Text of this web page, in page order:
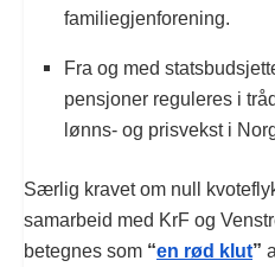
familiegjenforening.
Fra og med
pensjoner reguleres i
lønns- og prisvekst i
Særlig kravet om null
samarbeid med KrF og
betegnes som “en rød klut”